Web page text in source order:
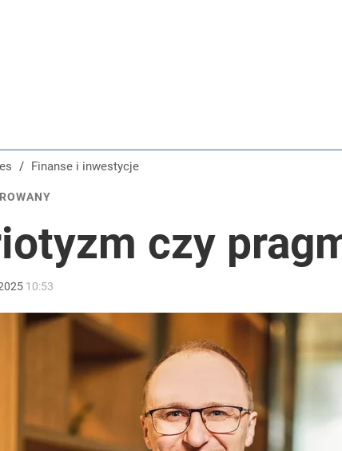
/ Finanse i inwestycje
czy
10:53